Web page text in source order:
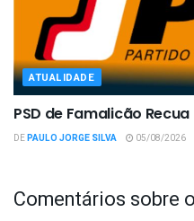
ATUALIDADE
PSD de Famalicão Recua
DEPAULO JORGE SILVA 05/08/2026
Comentários sobre